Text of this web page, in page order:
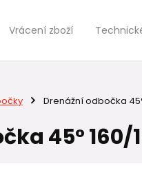
Vrácení zboží
Drenážní odbočka
45° 160/